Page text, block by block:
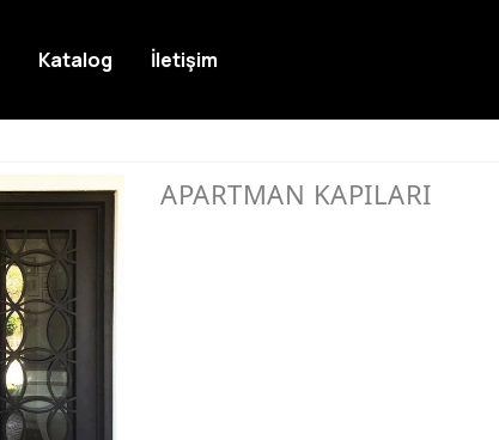
APARTMAN KAPILARI
Katalog İletişim